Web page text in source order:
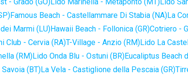
Famous Beach - Castellammare Di Stabia (NA)La
Marmi (LU)Hawaii Beach - Follonica (GR)Cotriero -
Club - Cervia (RA)T-Village - Anzio (RM)Lido La
(RM)Lido Onda Blu - Ostuni (BR)Eucaliptus Beach
(BT)La Vela - Castiglione della Pescaia (GR)